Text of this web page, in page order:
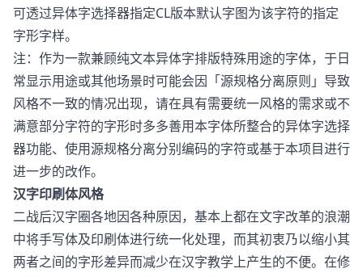
可透过异体字选择器指定CL版本默认字图为该字符的指定
字形字样。
注：作为一款兼顾纯文本异体字排版特殊用途的字体，于日
常显示用途或其他场景时可能会因「源规格分离原则」导致
风格不一致的情况出现，请在具有需要统一风格的需求或不
满意部分字符的字形时多多善用本字体所整合的异体字选择
器功能、使用源规格分离分别编码的字符或基于本项目进行
进一步的改作。
汉字印刷体风格
二战后汉字圈各地因各种原因，基本上都在文字改革的浪潮
中将手写体及印刷体进行统一化处理，而其初衷乃以缩小其
两者之间的字形差异而减少在汉字教学上产生的不便。在修